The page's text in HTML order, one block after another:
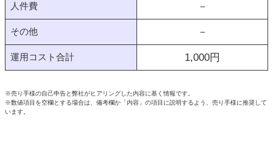
人件費 －
その他 －
運用コスト合計 1,000円
※売り手様の自己申告と弊社がヒアリングした内容に基く情報です。
※数値項目を空欄とする場合は、備考欄か「内容」の項目に説明するよう、売り手様に推奨して
います。